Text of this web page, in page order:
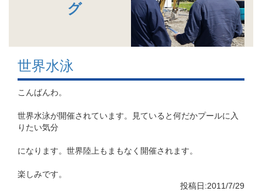
グ
世界水泳
こんばんわ。
世界水泳が開催されています。見ていると何だかプールに入
りたい気分
になります。世界陸上もまもなく開催されます。
楽しみです。
投稿日:2011/7/29